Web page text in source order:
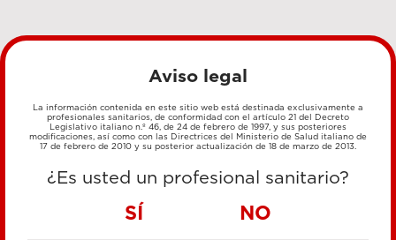
MÉTODOS DE PAGO
TRANSFERENCIA BANCARIA
Aviso legal
La información contenida en este sitio web está destinada exclusivamente a
profesionales sanitarios, de conformidad con el artículo 21 del Decreto
Legislativo italiano n.º 46, de 24 de febrero de 1997, y sus posteriores
modificaciones, así como con las Directrices del Ministerio de Salud italiano de
17 de febrero de 2010 y su posterior actualización de 18 de marzo de 2013.
¿Es usted un profesional sanitario?
SÍ NO